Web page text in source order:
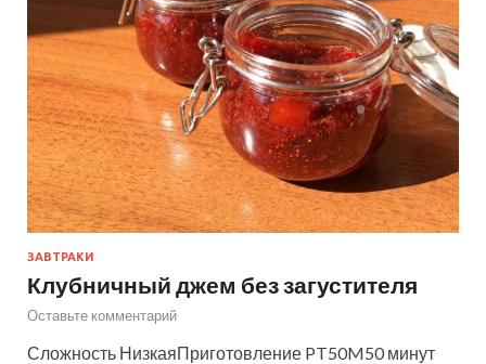
ЗАВТРАКИ
Клубничный джем без загустителя
Оставьте комментарий
Сложность НизкаяПриготовление PT50M50 минут